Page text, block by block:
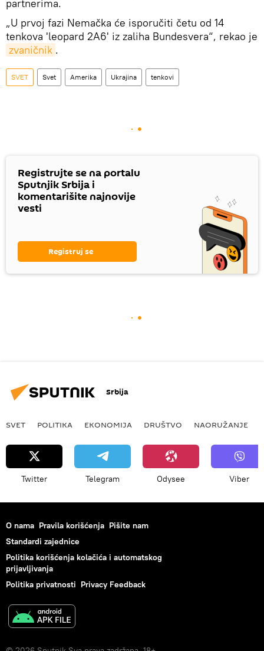
partnerima.
„U prvoj fazi Nemačka će isporučiti četu od 14
tenkova 'leopard 2A6' iz zaliha Bundesvera“, rekao je
zvaničnik .
SVET Svet Amerika Ukrajina tenkovi
Registrujte se na portalu
Sputnjik Srbija i
komentarišite najnovije
vesti
Registruj se
Srbija
SVET POLITIKA EKONOMIJA DRUŠTVO NAORUŽANJE
Twitter Telegram Odysee Viber
O nama Pravila korišćenja Pišite nam
Standardi zajednice
Politika korišćenja kolačića i automatskog
prijavljivanja
Politika privatnosti Privacy Feedback